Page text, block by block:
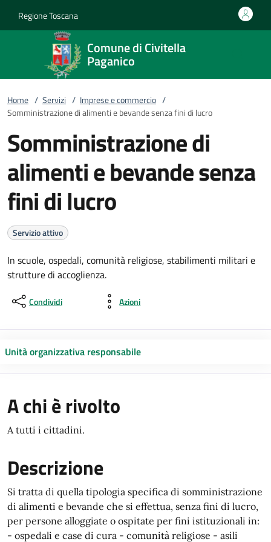
Regione Toscana
Comune di Civitella
Paganico
Home / Servizi / Imprese e commercio /
Somministrazione di alimenti e bevande senza fini di lucro
Somministrazione di
alimenti e bevande senza
fini di lucro
Servizio attivo
In scuole, ospedali, comunità religiose, stabilimenti militari e
strutture di accoglienza.
Condividi Azioni
Unità organizzativa responsabile
A chi è rivolto
A tutti i cittadini.
Descrizione
Si tratta di quella tipologia specifica di somministrazione
di alimenti e bevande che si effettua, senza fini di lucro,
per persone alloggiate o ospitate per fini istituzionali in:
- ospedali e case di cura - comunità religiose - asili